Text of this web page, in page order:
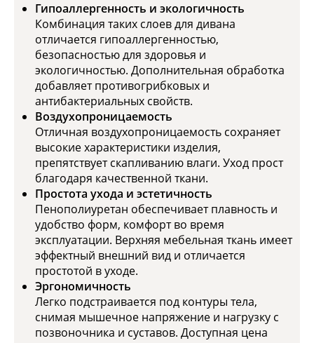
Гипоаллергенность и экологичность
Комбинация таких слоев для дивана
отличается гипоаллергенностью,
безопасностью для здоровья и
экологичностью. Дополнительная обработка
добавляет противогрибковых и
антибактериальных свойств.
Воздухопроницаемость
Отличная воздухопроницаемость сохраняет
высокие характеристики изделия,
препятствует скапливанию влаги. Уход прост
благодаря качественной ткани.
Простота ухода и эстетичность
Пенополиуретан обеспечивает плавность и
удобство форм, комфорт во время
эксплуатации. Верхняя мебельная ткань имеет
эффектный внешний вид и отличается
простотой в уходе.
Эргономичность
Легко подстраивается под контуры тела,
снимая мышечное напряжение и нагрузку с
позвоночника и суставов. Доступная цена